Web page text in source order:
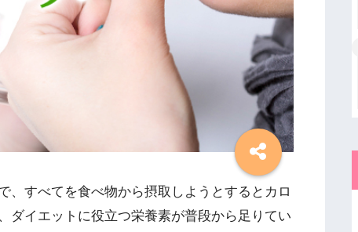
、すべてを食べ物から摂取しようとするとカロ
ダイエットに役立つ栄養素が普段から足りてい